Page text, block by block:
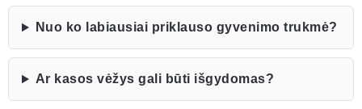
Nuo ko labiausiai priklauso gyvenimo trukmė?
Ar kasos vėžys gali būti išgydomas?